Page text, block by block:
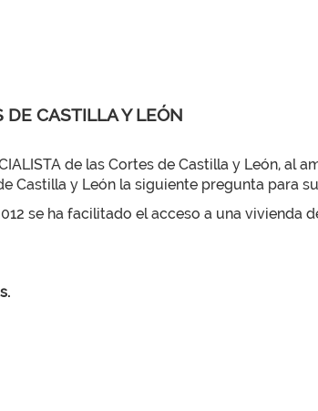
DE CASTILLA Y LEÓN
de las Cortes de Castilla y León, al
Castilla y León la siguiente pregunta para
se ha facilitado el acceso a una vivienda